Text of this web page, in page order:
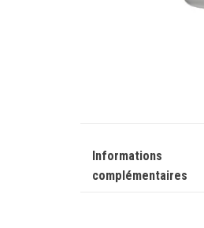
Informations
complémentaires